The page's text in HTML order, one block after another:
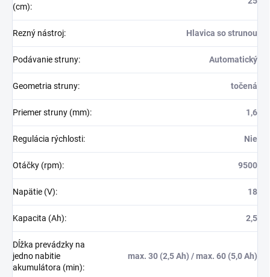
(cm):
Rezný nástroj: Hlavica so strunou
Podávanie struny: Automatický
Geometria struny: točená
Priemer struny (mm): 1,6
Regulácia rýchlosti: Nie
Otáčky (rpm): 9500
Napätie (V): 18
Kapacita (Ah): 2,5
Dĺžka prevádzky na
jedno nabitie
akumulátora (min):
max. 30 (2,5 Ah) / max. 60 (5,0 Ah)